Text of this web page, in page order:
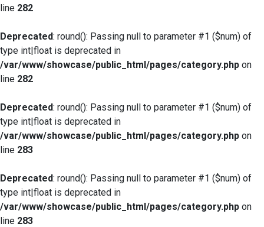
line 282
Deprecated: round(): Passing null to parameter #1 ($num) of
type int|float is deprecated in
/var/www/showcase/public_html/pages/category.php on
line 282
Deprecated: round(): Passing null to parameter #1 ($num) of
type int|float is deprecated in
/var/www/showcase/public_html/pages/category.php on
line 283
Deprecated: round(): Passing null to parameter #1 ($num) of
type int|float is deprecated in
/var/www/showcase/public_html/pages/category.php on
line 283